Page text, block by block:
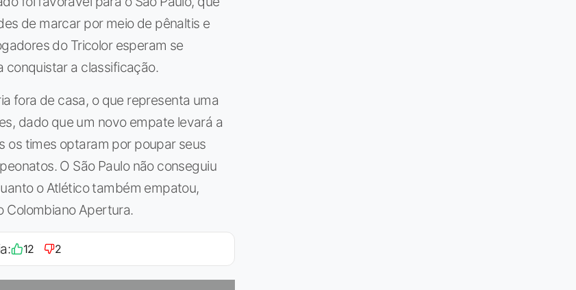
de marcar por meio de pênaltis e
do Tricolor esperam se
conquistar a classificação.
fora de casa, o que representa uma
dado que um novo empate levará a
os times optaram por poupar seus
O São Paulo não conseguiu
o Atlético também empatou,
Colombiano Apertura.
12 2